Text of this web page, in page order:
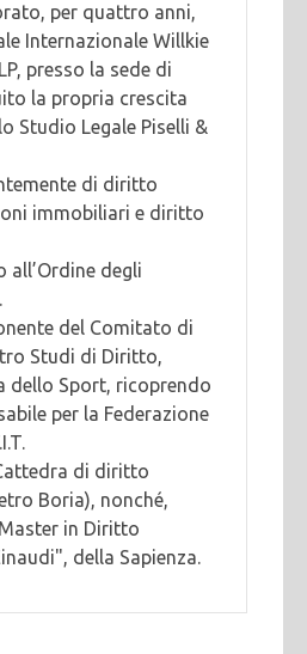
per quattro anni,
Internazionale Willkie
presso la sede di
la propria crescita
Studio Legale Piselli &
di diritto
immobiliari e diritto
all’Ordine degli
del Comitato di
Studi di Diritto,
dello Sport, ricoprendo
per la Federazione
di diritto
Boria), nonché,
in Diritto
della Sapienza.